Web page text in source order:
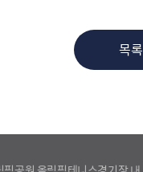
목록